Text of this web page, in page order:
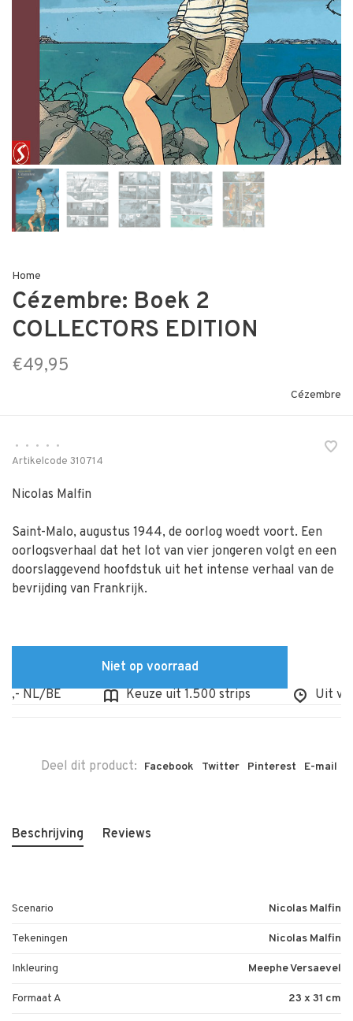
Home
Cézembre: Boek 2
COLLECTORS EDITION
€49,95
Cézembre
• • • •
•
Artikelcode 310714
Nicolas Malfin
Saint-Malo, augustus 1944, de oorlog woedt voort. Een
oorlogsverhaal dat het lot van vier jongeren volgt en een
doorslaggevend hoofdstuk uit het intense verhaal van de
bevrijding van Frankrijk.
Niet op voorraad
NL/BE
Keuze uit 1.500 strips Uit
Deel dit product: Facebook Twitter Pinterest E-mail
Beschrijving Reviews
Scenario Nicolas Malfin
Tekeningen Nicolas Malfin
Inkleuring Meephe Versaevel
Formaat A 23 x 31 cm